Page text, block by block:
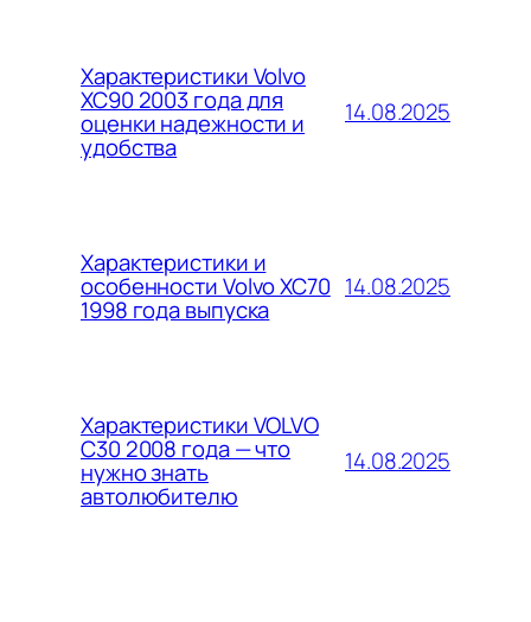
Характеристики Volvo
XC90 2003 года для
оценки надежности и
удобства
14.08.2025
Характеристики и
особенности Volvo XC70
1998 года выпуска
14.08.2025
Характеристики VOLVO
C30 2008 года — что
нужно знать
автолюбителю
14.08.2025